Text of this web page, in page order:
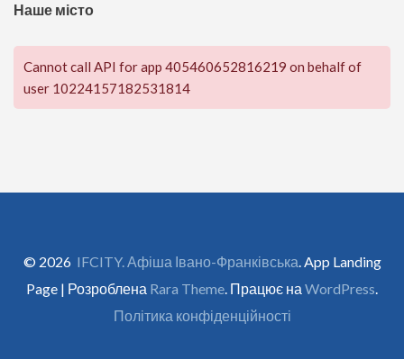
Наше місто
Cannot call API for app 405460652816219 on behalf of
user 10224157182531814
© 2026 IFCITY. Афіша Івано-Франківська . App Landing
Page | Розроблена Rara Theme . Працює на WordPress
Політика конфіденційності